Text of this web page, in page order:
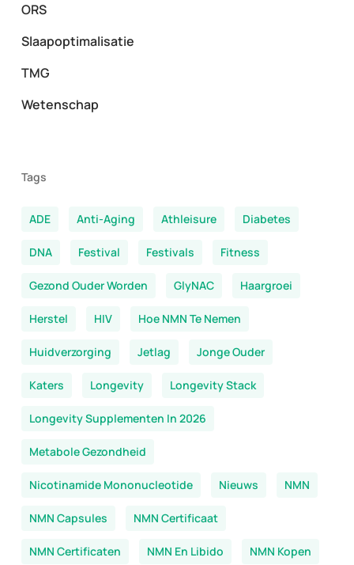
ORS
Slaapoptimalisatie
TMG
Wetenschap
Tags
ADE Anti-Aging Athleisure Diabetes
DNA Festival Festivals Fitness
Gezond Ouder Worden GlyNAC Haargroei
Herstel HIV Hoe NMN Te Nemen
Huidverzorging Jetlag Jonge Ouder
Katers Longevity Longevity Stack
Longevity Supplementen In 2026
Metabole Gezondheid
Nicotinamide Mononucleotide Nieuws NMN
NMN Capsules NMN Certificaat
NMN Certificaten NMN En Libido NMN Kopen